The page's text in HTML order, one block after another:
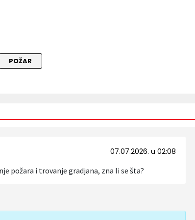
POŽAR
07.07.2026. u 02:08
požara i trovanje gradjana, zna li se šta?